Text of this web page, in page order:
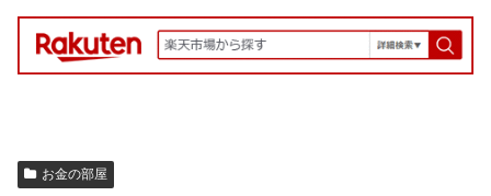
お金の部屋